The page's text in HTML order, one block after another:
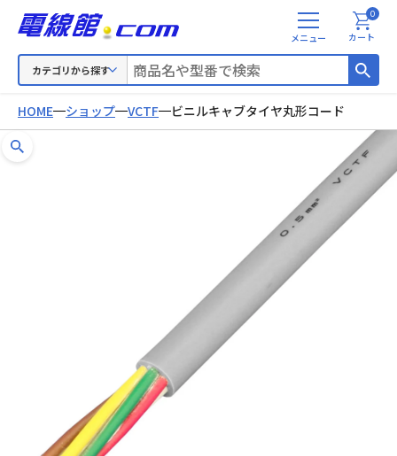
カテゴリから探す
メ
ニ
カート
0
HOME ショップ VCTF ビニルキャブタイヤ丸形コード